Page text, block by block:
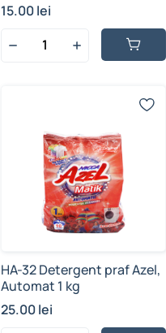
15.00 lei
HA-32 Detergent praf Azel,
Automat 1 kg
25.00 lei